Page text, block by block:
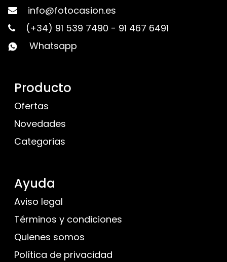
info@fotocasion.es
(+34) 91 539 7490 - 91 467 6491
Whatsapp
Producto
Ofertas
Novedades
Categorias
Ayuda
Aviso legal
Términos y condiciones
Quienes somos
Política de privacidad